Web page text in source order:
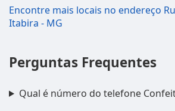
Encontre mais locais no endereço
Itabira - MG
Perguntas Frequentes
Qual é número do telefone